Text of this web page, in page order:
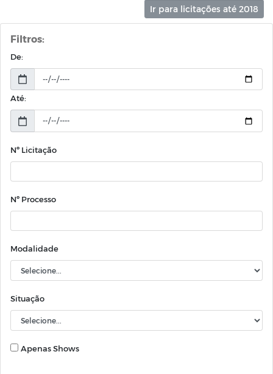
Ir para licitações até 2018
Filtros:
De:
Até:
Nº Licitação
Nº Processo
Modalidade
Situação
Apenas Shows